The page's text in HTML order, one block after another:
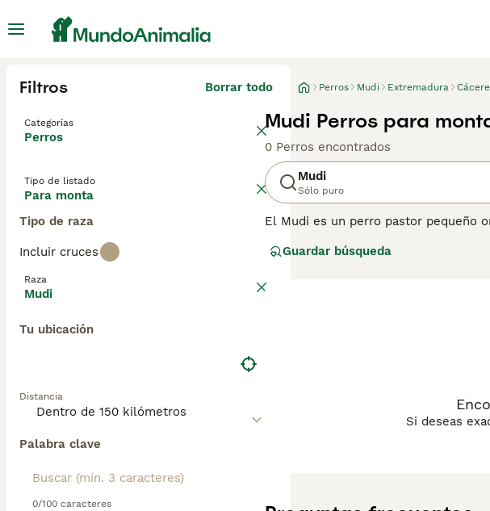
Filtros Borrar todo
Categorías
Perros
Tipo de listado
Para monta
Tipo de raza
Incluir cruces
Raza
Mudi
Tu ubicación
Distancia
Palabra clave
0/100 caracteres
Perros Mudi Extremadura
Mudi Perros para
0 Perros encontrados
Mudi
Sólo puro
El Mudi es un perro pastor pequeño
adecuada como perro de compañía
Guardar búsqueda
Si deseas